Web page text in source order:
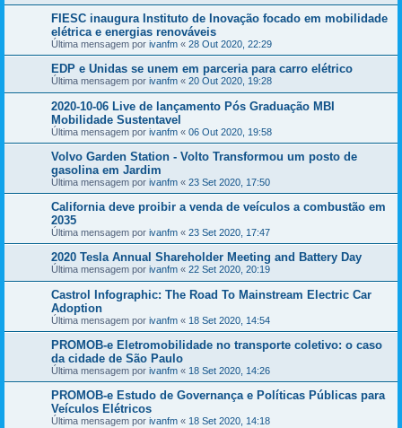
FIESC inaugura Instituto de Inovação focado em mobilidade
elétrica e energias renováveis
Última mensagem por ivanfm « 28 Out 2020, 22:29
EDP e Unidas se unem em parceria para carro elétrico
Última mensagem por ivanfm « 20 Out 2020, 19:28
2020-10-06 Live de lançamento Pós Graduação MBI
Mobilidade Sustentavel
Última mensagem por ivanfm « 06 Out 2020, 19:58
Volvo Garden Station - Volto Transformou um posto de
gasolina em Jardim
Última mensagem por ivanfm « 23 Set 2020, 17:50
California deve proibir a venda de veículos a combustão em
2035
Última mensagem por ivanfm « 23 Set 2020, 17:47
2020 Tesla Annual Shareholder Meeting and Battery Day
Última mensagem por ivanfm « 22 Set 2020, 20:19
Castrol Infographic: The Road To Mainstream Electric Car
Adoption
Última mensagem por ivanfm « 18 Set 2020, 14:54
PROMOB-e Eletromobilidade no transporte coletivo: o caso
da cidade de São Paulo
Última mensagem por ivanfm « 18 Set 2020, 14:26
PROMOB-e Estudo de Governança e Políticas Públicas para
Veículos Elétricos
Última mensagem por ivanfm « 18 Set 2020, 14:18